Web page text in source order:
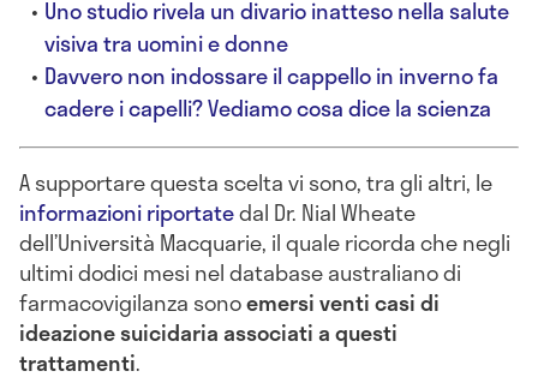
Uno studio rivela un divario inatteso nella salute
visiva tra uomini e donne
Davvero non indossare il cappello in inverno fa
cadere i capelli? Vediamo cosa dice la scienza
A supportare questa scelta vi sono, tra gli altri, le
informazioni riportatedal Dr. Nial Wheate
dell’Università Macquarie, il quale ricorda che negli
ultimi dodici mesi nel database australiano di
farmacovigilanza sonoemersi venti casi di
ideazione suicidaria associati a questi
trattamenti.